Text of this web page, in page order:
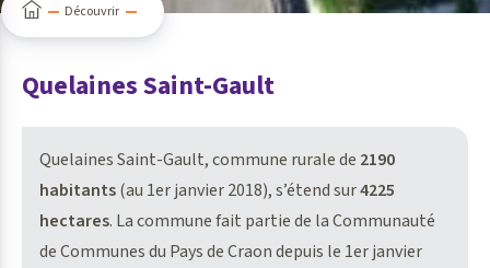
Découvrir
Quelaines Saint-Gault
Quelaines Saint-Gault, commune rurale de 2190
habitants(au 1er janvier 2018), s’étend sur4225
hectares. La commune fait partie de la Communauté
de Communes du Pays de Craon depuis le 1er janvier